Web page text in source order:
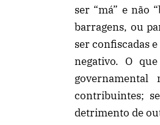
ser “má” e não
barragens, ou
ser confiscadas
negativo. O
contribuintes;
detrimento de